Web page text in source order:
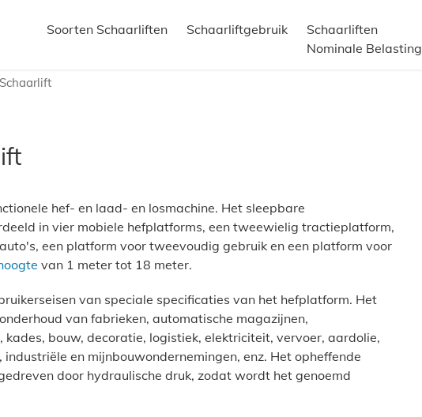
Soorten Schaarliften Schaarliftgebruik
Schaarliften
Nominale Belasting
hef- en laad- en losmachine. Het sleepbare
in vier mobiele hefplatforms, een tweewielig tractieplatform,
een platform voor tweevoudig gebruik en een platform voor
van 1 meter tot 18 meter.
van speciale specificaties van het hefplatform. Het
van fabrieken, automatische magazijnen,
bouw, decoratie, logistiek, elektriciteit, vervoer, aardolie,
en mijnbouwondernemingen, enz. Het opheffende
door hydraulische druk, zodat wordt het genoemd